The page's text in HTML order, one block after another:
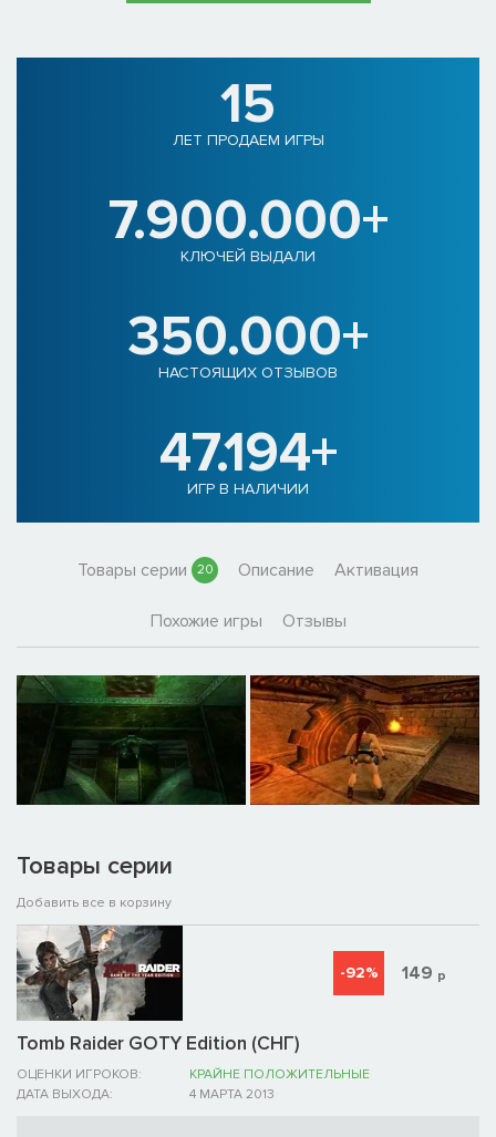
15
ЛЕТ ПРОДАЕМ ИГРЫ
7.900.000+
КЛЮЧЕЙ ВЫДАЛИ
350.000+
НАСТОЯЩИХ ОТЗЫВОВ
47.194+
ИГР В НАЛИЧИИ
Товары серии 20 Описание Активация
Похожие игры Отзывы
Товары серии
Добавить все в корзину
Tomb Raider GOTY Edition (СНГ)
ОЦЕНКИ ИГРОКОВ:
КРАЙНЕ ПОЛОЖИТЕЛЬНЫЕ
ДАТА ВЫХОДА:
4 МАРТА 2013
-92% 149 р